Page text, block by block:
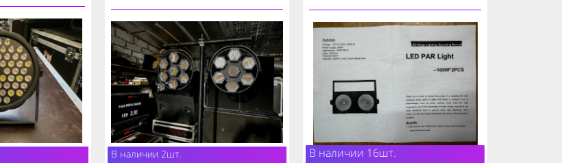
В наличии 2шт.
В наличии 16шт.